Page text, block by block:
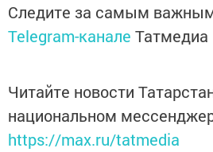
Следите за самым
Telegram-канале Татмедиа
Читайте новости
национальном
https://max.ru/tatmedia